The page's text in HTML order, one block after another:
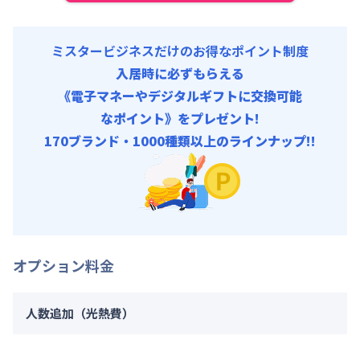
ミスタービジネスだけのお得なポイント制度
入居時に必ずもらえる
《電子マネーやデジタルギフトに交換可能
なポイント》をプレゼント!
170ブランド・1000種類以上のラインナップ!!
オプション料金
人数追加（光熱費）